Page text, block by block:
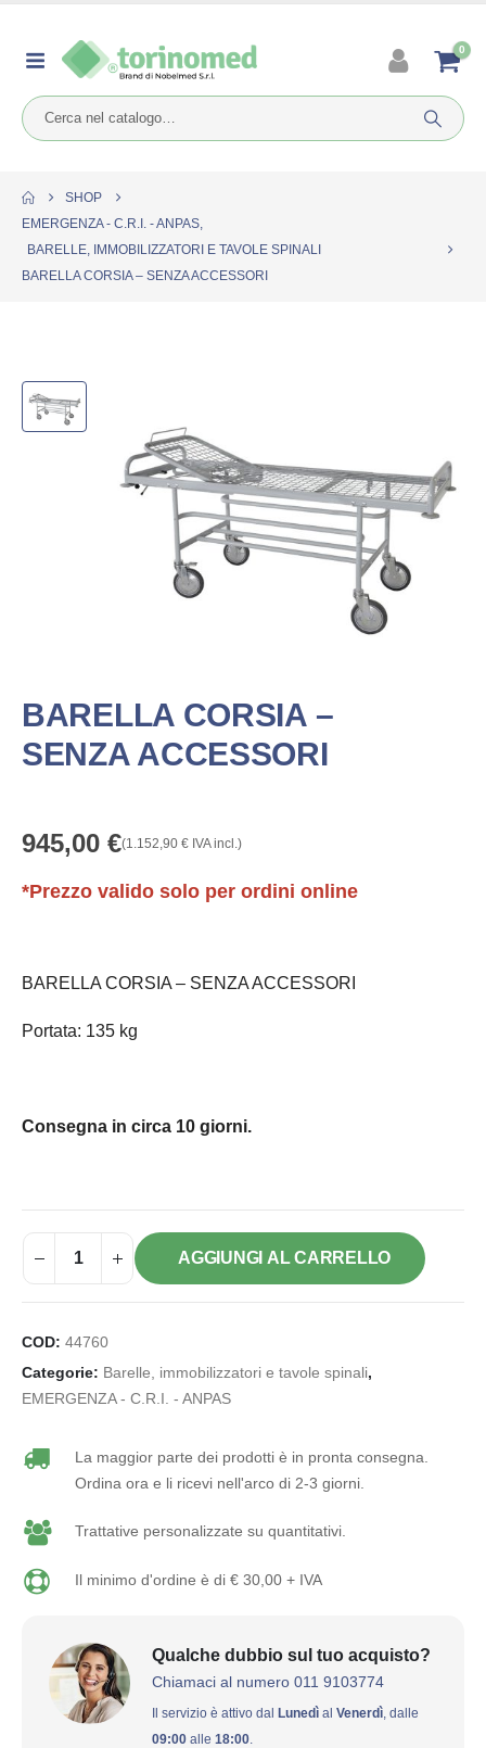
0
SHOP
EMERGENZA - C.R.I. - ANPAS,
BARELLE, IMMOBILIZZATORI E TAVOLE SPINALI
BARELLA CORSIA – SENZA ACCESSORI
BARELLA CORSIA –
SENZA ACCESSORI
945,00 €(1.152,90 € IVA incl.)
*Prezzo valido solo per ordini online
BARELLA CORSIA – SENZA ACCESSORI
Portata: 135 kg
Consegna in circa 10 giorni.
AGGIUNGI AL CARRELLO
COD: 44760
Categorie: Barelle, immobilizzatori e tavole spinali,
EMERGENZA - C.R.I. - ANPAS
La maggior parte dei prodotti è in pronta consegna.
Ordina ora e li ricevi nell'arco di 2-3 giorni.
Trattative personalizzate su quantitativi.
Il minimo d'ordine è di € 30,00 + IVA
Qualche dubbio sul tuo acquisto?
Chiamaci al numero 011 9103774
Il servizio è attivo dal Lunedì al Venerdì , dalle
09:00 alle 18:00